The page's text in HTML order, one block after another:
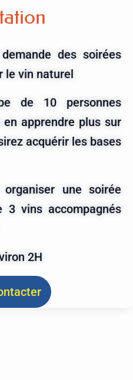
des soirées
le vin naturel
de 10 personnes
apprendre plus sur
acquérir les bases
une soirée
3 vins accompagnés
2H